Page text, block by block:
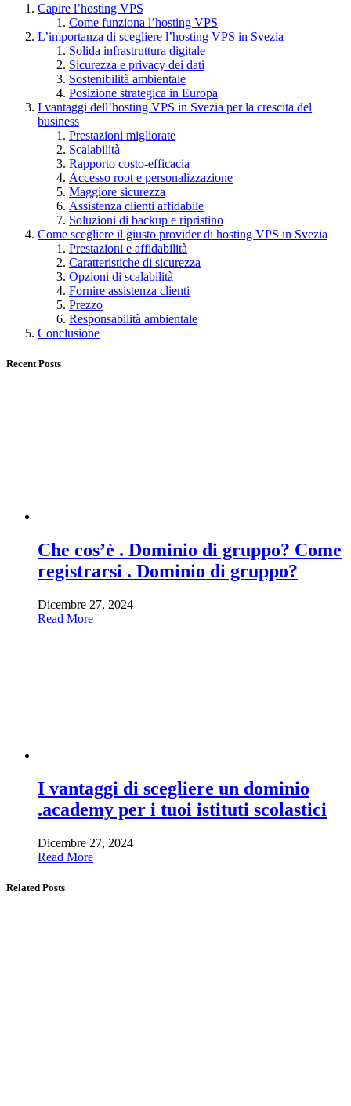
Capire l’hosting VPS
Come funziona l’hosting VPS
L’importanza di scegliere l’hosting VPS in Svezia
Solida infrastruttura digitale
Sicurezza e privacy dei dati
Sostenibilità ambientale
Posizione strategica in Europa
I vantaggi dell’hosting VPS in Svezia per la crescita del
business
Prestazioni migliorate
Scalabilità
Rapporto costo-efficacia
Accesso root e personalizzazione
Maggiore sicurezza
Assistenza clienti affidabile
Soluzioni di backup e ripristino
Come scegliere il giusto provider di hosting VPS in Svezia
Prestazioni e affidabilità
Caratteristiche di sicurezza
Opzioni di scalabilità
Fornire assistenza clienti
Prezzo
Responsabilità ambientale
Conclusione
Recent Posts
Che cos’è . Dominio di gruppo? Come
registrarsi . Dominio di gruppo?
Dicembre 27, 2024
Read More
I vantaggi di scegliere un dominio
.academy per i tuoi istituti scolastici
Dicembre 27, 2024
Read More
Related Posts